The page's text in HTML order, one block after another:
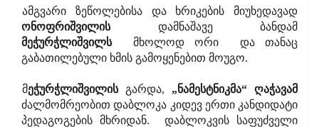
ამგვარი ზეწოლებისა და ხრიკების მიუხედავად
ონოფრიშვილისდამნაშავე ბანდამ
მეჭურჭლიშვილს
მხოლოდ ორი
და თანაც
გაბათილებული ხმის გამოყენებით მოუგო.
მეჭურჭლიშვილისგარდა, „ნამესტნიკმა“ ღაჭავამ
ძალმომრეობით დაბლოკა კიდევ ერთი კანდიდატი
პედაგოგების მხრიდან.
დაბლოკვის საფუძველი